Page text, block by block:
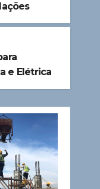
para
e Elétrica